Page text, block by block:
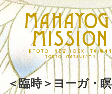
＜臨時＞ヨーガ・